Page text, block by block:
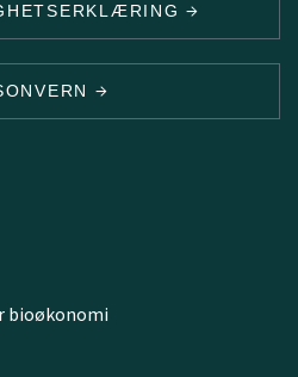
bioøkonomi